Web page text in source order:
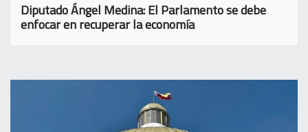
Diputado Ángel Medina: El Parlamento se debe
enfocar en recuperar la economía